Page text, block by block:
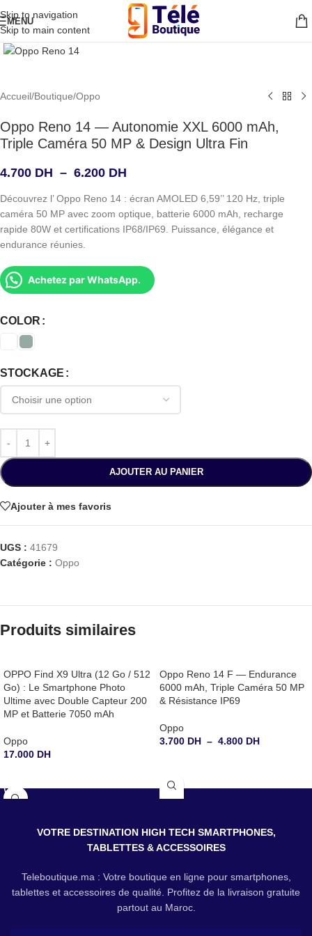
Skip to navigation
Skip to main content
MENU
Agrandir
Accueil/Boutique/Oppo
Oppo Reno 14 — Autonomie XXL 6000 mAh,
Triple Caméra 50 MP & Design Ultra Fin
4.700 DH – 6.200 DH
Découvrez l’ Oppo Reno 14 : écran AMOLED 6,59’’ 120 Hz, triple
caméra 50 MP avec zoom optique, batterie 6000 mAh, recharge
rapide 80W et certifications IP68/IP69. Puissance, élégance et
endurance réunies.
Achetez par WhatsApp.
COLOR
STOCKAGE
AJOUTER AU PANIER
Ajouter à mes favoris
UGS : 41679
Catégorie : Oppo
Produits similaires
OPPO Find X9 Ultra (12 Go / 512
Go) : Le Smartphone Photo
Ultime avec Double Capteur 200
MP et Batterie 7050 mAh
Oppo
17.000 DH
Oppo Reno 14 F — Endurance
6000 mAh, Triple Caméra 50 MP
& Résistance IP69
Oppo
3.700 DH – 4.800 DH
VOTRE DESTINATION HIGH TECH SMARTPHONES,
TABLETTES & ACCESSOIRES
Teleboutique.ma : Votre boutique en ligne pour smartphones,
tablettes et accessoires de qualité. Profitez de la livraison gratuite
partout au Maroc.